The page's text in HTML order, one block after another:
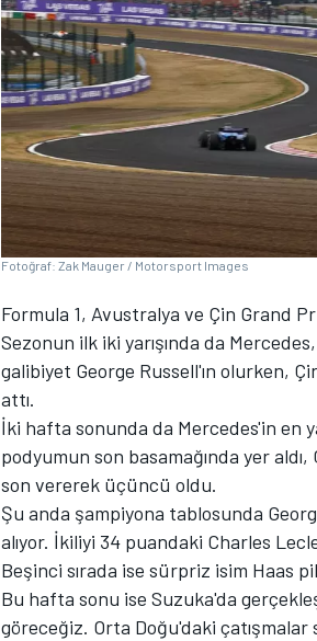
TÜRK SPORCULAR
Fotoğraf: Zak Mauger / Motorsport Images
Formula 1, Avustralya ve Çin Grand
Sezonun ilk iki yarışında da
galibiyet George Russell'ın olurken,
attı.
İki hafta sonunda da Mercedes'in en
podyumun son basamağında yer
son vererek üçüncü oldu.
Şu anda şampiyona tablosunda
alıyor. İkiliyi 34 puandaki Charles
Beşinci sırada ise sürpriz isim Haas
Bu hafta sonu ise Suzuka'da
göreceğiz. Orta Doğu'daki